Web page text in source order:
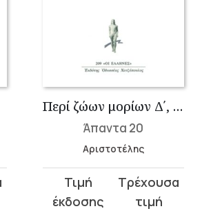
Περί ζώων μορίων Δ΄, Περί ζώων κινήσεως, Περί πορείας ζώων
Άπαντα 20
Αριστοτέλης
Original
price
Current
price